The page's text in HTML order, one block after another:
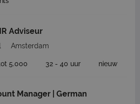
Adviseur
Amsterdam
5.000 32 - 40 uur nieuw
Manager | German